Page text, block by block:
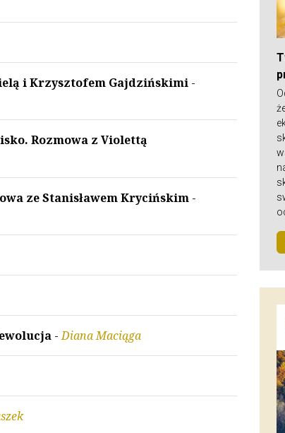
i Krzysztofem Gajdzińskimi -
Rozmowa z Violettą
ze Stanisławem Krycińskim -
-Diana Maciąga